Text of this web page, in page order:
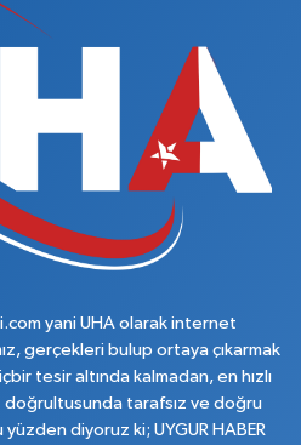
yani UHA olarak internet
gerçekleri bulup ortaya çıkarmak
tesir altında kalmadan, en hızlı
doğrultusunda tarafsız ve doğru
yüzden diyoruz ki; UYGUR HABER